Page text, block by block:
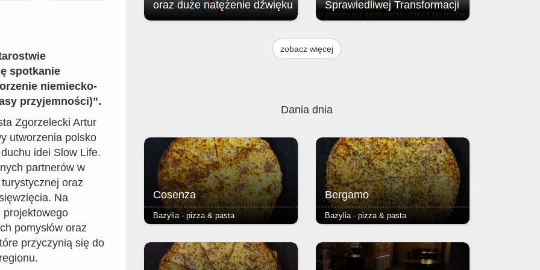
spotkanie
niemiecko-
przyjemności)”.
Zgorzelecki Artur
utworzenia polsko
idei Slow Life.
partnerów w
oraz
Na
projektowego
pomysłów oraz
przyczynią się do
oraz duże natężenie dźwięku
magistrat: w związku z organizacją
Soundystem Street Festival 2026, w
Sprawiedliwej Transformacji
na rzecz Sprawiedliwej Transformacji
(FST / JTF – Just Transition Fund;
zobacz więcej
Dania dnia
Cosenza
jest Margherita (sos pomidorowy, ser i
oregano) - ciasto puszyste lub razowe,
grube lub cienkie - dodatkowy ser 2,50
Bazylia - pizza & pasta
Bergamo
pizzy jest Margherita (sos
pomidorowy, ser i oregano) - ciasto
puszyste lub razowe, grube lub cienkie
Bazylia - pizza & pasta